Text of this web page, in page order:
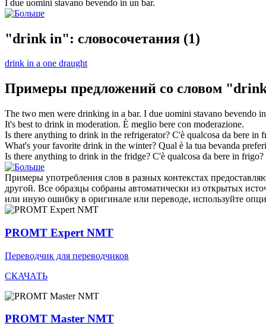
I due uomini stavano bevendo in un bar.
"drink in": словосочетания (1)
drink in a one draught
Примеры предложений со словом
The two men were drinking in a bar. I due uomini stavano bevendo
It's best to drink in moderation. È meglio bere con moderazione.
Is there anything to drink in the refrigerator? C'è qualcosa da bere in
What's your favorite drink in the winter? Qual è la tua bevanda
Is there anything to drink in the fridge? C'è qualcosa da bere in frigo?
Примеры употребления слов в разных контекстах
другой. Все образцы собраны автоматически из открытых
или иную ошибку в оригинале или переводе, используйте
PROMT Expert NMT
Переводчик для переводчиков
СКАЧАТЬ
PROMT Master NMT